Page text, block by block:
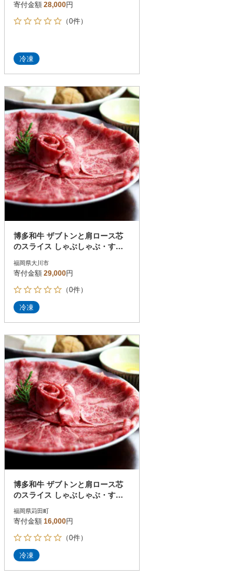
寄付金額 28,000円
（0件）
冷凍
博多和牛 ザブトンと肩ロース芯
のスライス しゃぶしゃぶ・すき
福岡県大川市
寄付金額 29,000円
（0件）
冷凍
博多和牛 ザブトンと肩ロース芯
のスライス しゃぶしゃぶ・すき
福岡県苅田町
寄付金額 16,000円
（0件）
冷凍